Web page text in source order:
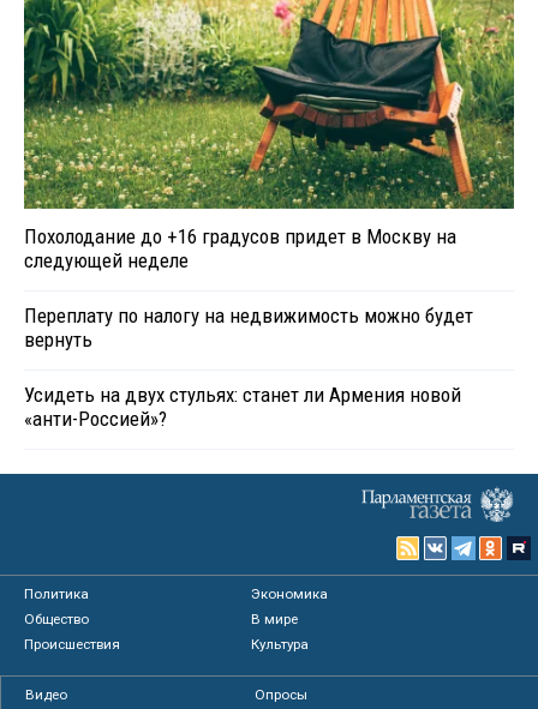
Похолодание до +16 градусов придет в Москву на
следующей неделе
Переплату по налогу на недвижимость можно будет
вернуть
Усидеть на двух стульях: станет ли Армения новой
«анти-Россией»?
Политика
Экономика
Общество
В мире
Происшествия
Культура
Видео
Опросы